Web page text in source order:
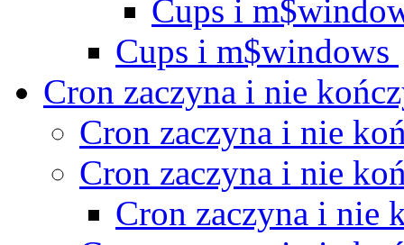
Cups i
Cups i m$windows
Cron zaczyna i nie
Cron zaczyna i nie
Cron zaczyna i nie
Cron zaczyna i nie